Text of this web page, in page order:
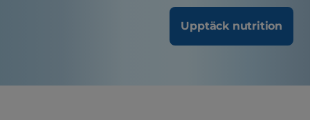
Upptäck nutrition